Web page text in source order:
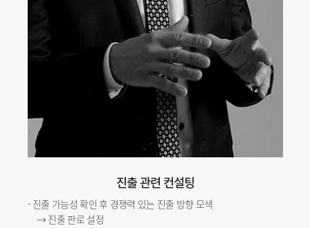
진출 관련 컨설팅
- 진출 가능성 확인 후 경쟁력 있는 진출 방향 모색
→ 진출 판로 설정